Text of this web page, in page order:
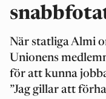
När statliga Almi
Unionens
för att kunna
”Jag gillar att